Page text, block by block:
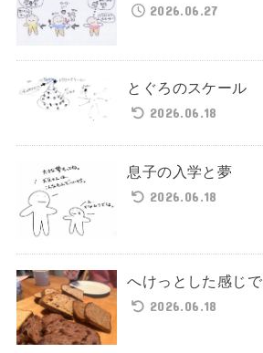
2026.06.27
とぐろのスケール
2026.06.18
息子の入学と夢
2026.06.18
へけっとした感じで
2026.06.18